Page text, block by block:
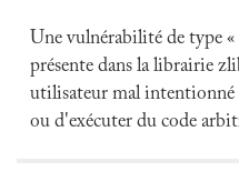
Une vulnérabilité de type
présente dans la librairie
utilisateur mal intentionné
ou d'exécuter du code